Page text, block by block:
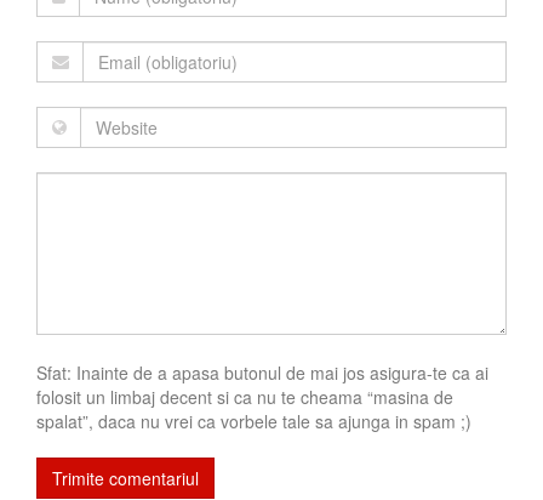
Sfat: Inainte de a apasa butonul de mai jos asigura-te ca ai
folosit un limbaj decent si ca nu te cheama “masina de
spalat”, daca nu vrei ca vorbele tale sa ajunga in spam ;)